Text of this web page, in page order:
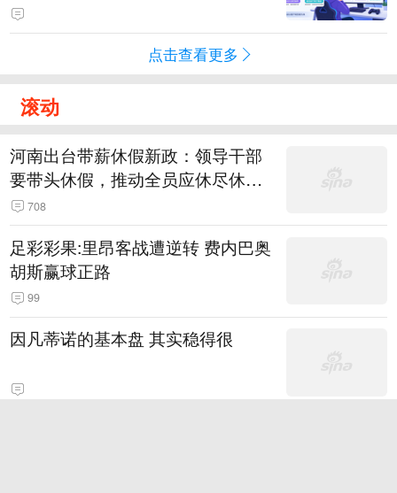
点击查看更多
滚动
河南出台带薪休假新政：领导干部
要带头休假，推动全员应休尽休、
休满休足，对纸面休假、弄虚作假
的机关事业单位约谈通报、限期整
改
708
足彩彩果:里昂客战遭逆转 费内巴奥
胡斯赢球正路
99
因凡蒂诺的基本盘 其实稳得很